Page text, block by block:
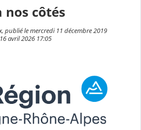
nos côtés
publié le mercredi 11 décembre 2019
avril 2026 17:05